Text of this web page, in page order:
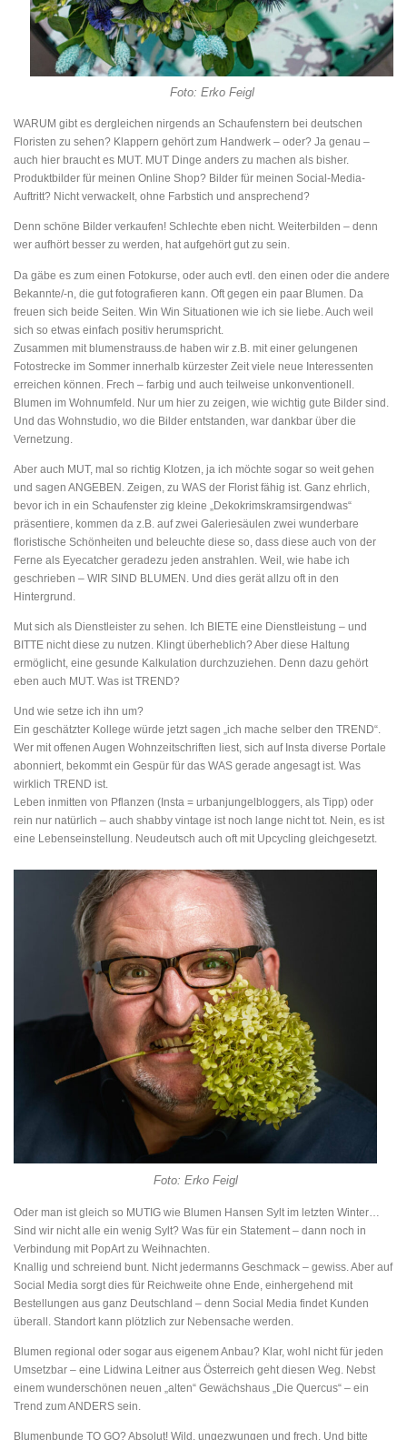
Foto: Erko Feigl
WARUM gibt es dergleichen nirgends an Schaufenstern bei deutschen
Floristen zu sehen? Klappern gehört zum Handwerk – oder? Ja genau –
auch hier braucht es MUT. MUT Dinge anders zu machen als bisher.
Produktbilder für meinen Online Shop? Bilder für meinen Social-Media-
Auftritt? Nicht verwackelt, ohne Farbstich und ansprechend?
Denn schöne Bilder verkaufen! Schlechte eben nicht. Weiterbilden – denn
wer aufhört besser zu werden, hat aufgehört gut zu sein.
Da gäbe es zum einen Fotokurse, oder auch evtl. den einen oder die andere
Bekannte/-n, die gut fotografieren kann. Oft gegen ein paar Blumen. Da
freuen sich beide Seiten. Win Win Situationen wie ich sie liebe. Auch weil
sich so etwas einfach positiv herumspricht.
Zusammen mit blumenstrauss.de haben wir z.B. mit einer gelungenen
Fotostrecke im Sommer innerhalb kürzester Zeit viele neue Interessenten
erreichen können. Frech – farbig und auch teilweise unkonventionell.
Blumen im Wohnumfeld. Nur um hier zu zeigen, wie wichtig gute Bilder sind.
Und das Wohnstudio, wo die Bilder entstanden, war dankbar über die
Vernetzung.
Aber auch MUT, mal so richtig Klotzen, ja ich möchte sogar so weit gehen
und sagen ANGEBEN. Zeigen, zu WAS der Florist fähig ist. Ganz ehrlich,
bevor ich in ein Schaufenster zig kleine „Dekokrimskramsirgendwas“
präsentiere, kommen da z.B. auf zwei Galeriesäulen zwei wunderbare
floristische Schönheiten und beleuchte diese so, dass diese auch von der
Ferne als Eyecatcher geradezu jeden anstrahlen. Weil, wie habe ich
geschrieben – WIR SIND BLUMEN. Und dies gerät allzu oft in den
Hintergrund.
Mut sich als Dienstleister zu sehen. Ich BIETE eine Dienstleistung – und
BITTE nicht diese zu nutzen. Klingt überheblich? Aber diese Haltung
ermöglicht, eine gesunde Kalkulation durchzuziehen. Denn dazu gehört
eben auch MUT. Was ist TREND?
Und wie setze ich ihn um?
Ein geschätzter Kollege würde jetzt sagen „ich mache selber den TREND“.
Wer mit offenen Augen Wohnzeitschriften liest, sich auf Insta diverse Portale
abonniert, bekommt ein Gespür für das WAS gerade angesagt ist. Was
wirklich TREND ist.
Leben inmitten von Pflanzen (Insta = urbanjungelbloggers, als Tipp) oder
rein nur natürlich – auch shabby vintage ist noch lange nicht tot. Nein, es ist
eine Lebenseinstellung. Neudeutsch auch oft mit Upcycling gleichgesetzt.
Foto: Erko Feigl
Oder man ist gleich so MUTIG wie Blumen Hansen Sylt im letzten Winter…
Sind wir nicht alle ein wenig Sylt? Was für ein Statement – dann noch in
Verbindung mit PopArt zu Weihnachten.
Knallig und schreiend bunt. Nicht jedermanns Geschmack – gewiss. Aber auf
Social Media sorgt dies für Reichweite ohne Ende, einhergehend mit
Bestellungen aus ganz Deutschland – denn Social Media findet Kunden
überall. Standort kann plötzlich zur Nebensache werden.
Blumen regional oder sogar aus eigenem Anbau? Klar, wohl nicht für jeden
Umsetzbar – eine Lidwina Leitner aus Österreich geht diesen Weg. Nebst
einem wunderschönen neuen „alten“ Gewächshaus „Die Quercus“ – ein
Trend zum ANDERS sein.
Blumenbunde TO GO? Absolut! Wild, ungezwungen und frech. Und bitte